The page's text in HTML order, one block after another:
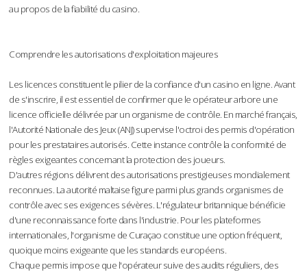
au propos de la fiabilité du casino.
Comprendre les autorisations d'exploitation majeures
Les licences constituent le pilier de la confiance d'un casino en ligne. Avant
de s'inscrire, il est essentiel de confirmer que le opérateur arbore une
licence officielle délivrée par un organisme de contrôle. En marché français,
l'Autorité Nationale des Jeux (ANJ) supervise l'octroi des permis d'opération
pour les prestataires autorisés. Cette instance contrôle la conformité de
règles exigeantes concernant la protection des joueurs.
D'autres régions délivrent des autorisations prestigieuses mondialement
reconnues. La autorité maltaise figure parmi plus grands organismes de
contrôle avec ses exigences sévères. L'régulateur britannique bénéficie
d'une reconnaissance forte dans l'industrie. Pour les plateformes
internationales, l'organisme de Curaçao constitue une option fréquent,
quoique moins exigeante que les standards européens.
Chaque permis impose que l'opérateur suive des audits réguliers, des